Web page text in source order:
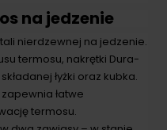
na jedzenie
nierdzewnej na jedzenie.
termosu, nakrętki Dura-
łyżki oraz kubka.
łatwe
termosu.